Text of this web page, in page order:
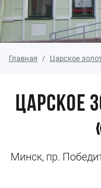
Главная Царское
Царское
Минск, пр.